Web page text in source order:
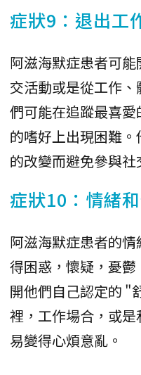
症狀9：退出工
阿滋海默症患者可
交活動或是從工作
們可能在追蹤最喜
的嗜好上出現困難
的改變而避免參與社
症狀10：情緒
阿滋海默症患者的
得困惑，懷疑，憂
開他們自己認定的 "
裡，工作場合，或
易變得心煩意亂。